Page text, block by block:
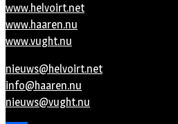
www.helvoirt.net
www.haaren.nu
www.vught.nu
nieuws@helvoirt.net
info@haaren.nu
nieuws@vught.nu